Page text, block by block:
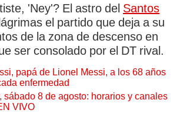
'Ney'? El astro del Santos
el partido que deja a su
de la zona de descenso en
ser consolado por el DT rival.
papá de Lionel Messi, a los 68 años
enfermedad
sábado 8 de agosto: horarios y canales
VIVO